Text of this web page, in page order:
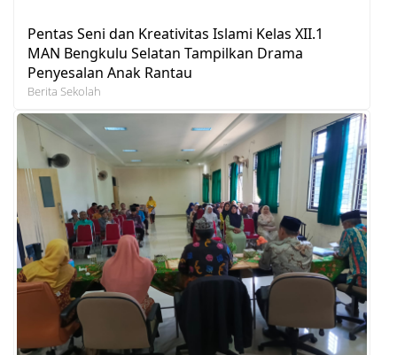
Pentas Seni dan Kreativitas Islami Kelas XII.1
MAN Bengkulu Selatan Tampilkan Drama
Penyesalan Anak Rantau
Berita Sekolah